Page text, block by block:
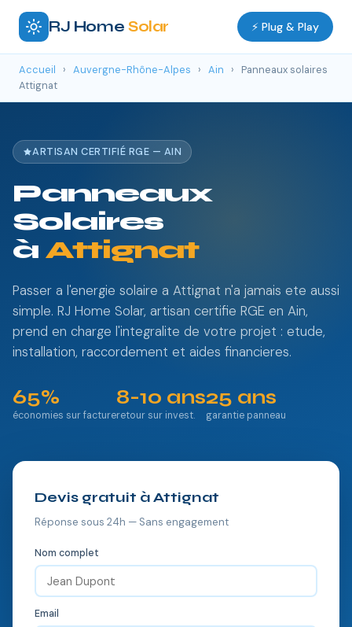
RJ Home Solar ⚡ Plug & Play
Accueil › Auvergne-Rhône-Alpes › Ain ›
Panneaux solaires
Attignat
ARTISAN CERTIFIÉ RGE — AIN
Panneaux
Solaires
àAttignat
Passer a l'energie solaire a Attignat n'a jamais ete aussi
simple. RJ Home Solar, artisan certifie RGE en Ain,
prend en charge l'integralite de votre projet : etude,
installation, raccordement et aides financieres.
65%
économies sur facture
8-10 ans
retour sur invest.
25 ans
garantie panneau
Devis gratuit à Attignat
Réponse sous 24h — Sans engagement
Nom complet
Email